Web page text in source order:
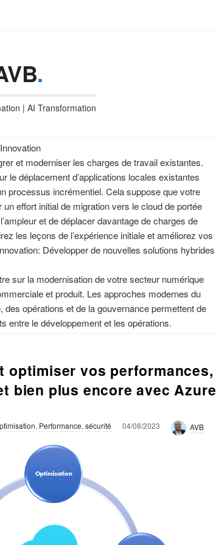
.
| AI Transformation
et moderniser les charges de travail existantes.
le déplacement d’applications locales existantes
processus incrémentiel. Cela suppose que votre
effort initial de migration vers le cloud de portée
et de déplacer davantage de charges de
les leçons de l’expérience initiale et améliorez vos
Développer de nouvelles solutions hybrides
sur la modernisation de votre secteur numérique
et produit. Les approches modernes du
des opérations et de la gouvernance permettent de
entre le développement et les opérations.
optimiser vos performances,
bien plus encore avec Azure
, Performance, sécurité
P
a
t
04/08/2023 AVB